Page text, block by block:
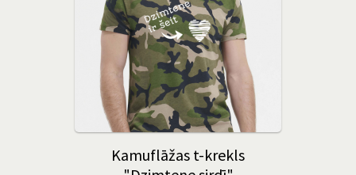
Kamuflāžas t-krekls